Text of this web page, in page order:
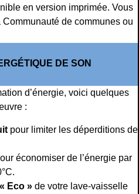
en version imprimée. Vous
de communes ou
DE SON
d’énergie, voici quelques
:
pour limiter les déperditions de
économiser de l’énergie par
Eco » de votre lave-vaisselle